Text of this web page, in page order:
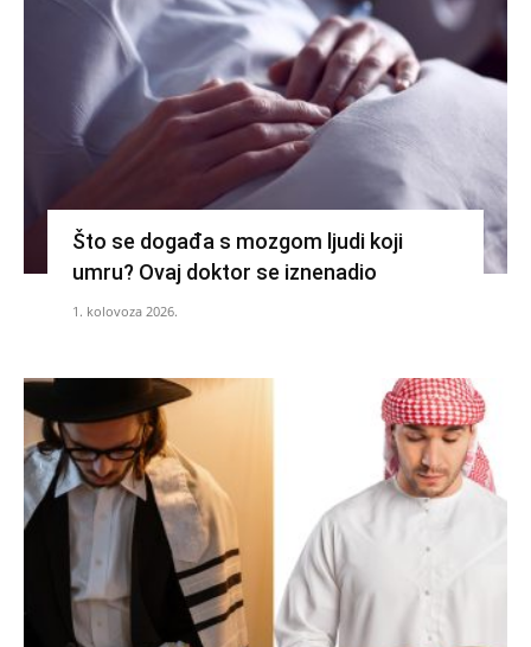
Što se događa s mozgom ljudi koji
umru? Ovaj doktor se iznenadio
1. kolovoza 2026.